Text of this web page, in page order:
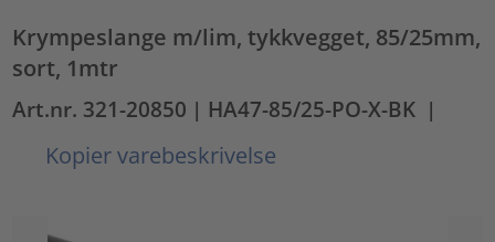
Krympeslange m/lim, tykkvegget, 85/25mm,
sort, 1mtr
Art.nr. 321-20850 | HA47-85/25-PO-X-BK |
Kopier varebeskrivelse